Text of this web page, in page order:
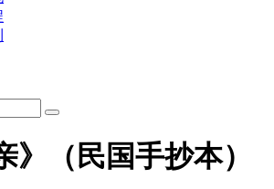
》（民国手抄本）